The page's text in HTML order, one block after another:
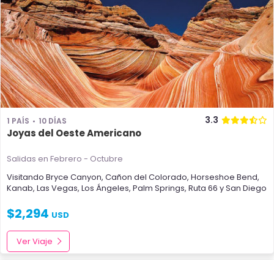
1 PAÍS 10 DÍAS 3.3
Joyas del Oeste Americano
Salidas en Febrero - Octubre
Visitando Bryce Canyon, Cañon del Colorado, Horseshoe Bend,
Kanab, Las Vegas, Los Ángeles, Palm Springs, Ruta 66 ySan Diego
$2,294 USD
Ver Viaje